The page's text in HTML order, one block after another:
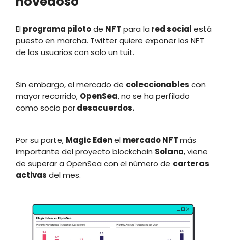
El programa pilotode NFT para la red social está
puesto en marcha. Twitter quiere exponer los NFT
de los usuarios con solo un tuit.
Sin embargo, el mercado de coleccionables con
mayor recorrido, OpenSea, no se ha perfilado
como socio pordesacuerdos.
Por su parte, Magic Edenel mercado NFTmás
importante del proyecto blockchain Solana, viene
de superar a OpenSea con el número de carteras
activas del mes.